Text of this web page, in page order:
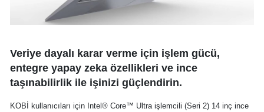
Veriye dayalı karar verme için işlem gücü,
entegre yapay zeka özellikleri ve ince
taşınabilirlik ile işinizi güçlendirin.
KOBİ kullanıcıları için Intel® Core™ Ultra işlemcili (Seri 2) 14 inç ince